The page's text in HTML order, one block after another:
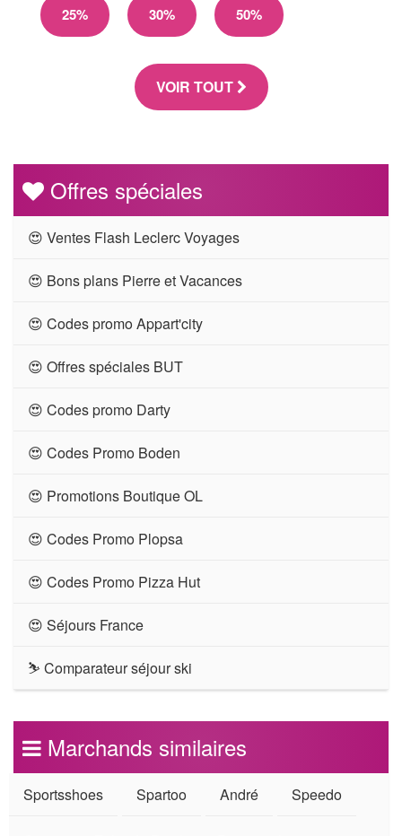
25% 30% 50%
VOIR TOUT
Offres spéciales
😍 Ventes Flash Leclerc Voyages
😍 Bons plans Pierre et Vacances
😍 Codes promo Appart'city
😍 Offres spéciales BUT
😍 Codes promo Darty
😍 Codes Promo Boden
😍 Promotions Boutique OL
😍 Codes Promo Plopsa
😍 Codes Promo Pizza Hut
😍 Séjours France
⛷ Comparateur séjour ski
Marchands similaires
Sportsshoes Spartoo André Speedo